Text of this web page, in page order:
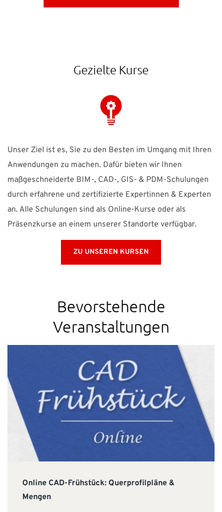
Gezielte Kurse
Unser Ziel ist es, Sie zu den Besten im Umgang mit Ihren
Anwendungen zu machen. Dafür bieten wir Ihnen
maßgeschneiderte BIM-, CAD-, GIS- & PDM-Schulungen
durch erfahrene und zertifizierte Expertinnen & Experten
an. Alle Schulungen sind als Online-Kurse oder als
Präsenzkurse an einem unserer Standorte verfügbar.
ZU UNSEREN KURSEN
Bevorstehende
Veranstaltungen
Online CAD-Frühstück: Querprofilpläne &
Mengen